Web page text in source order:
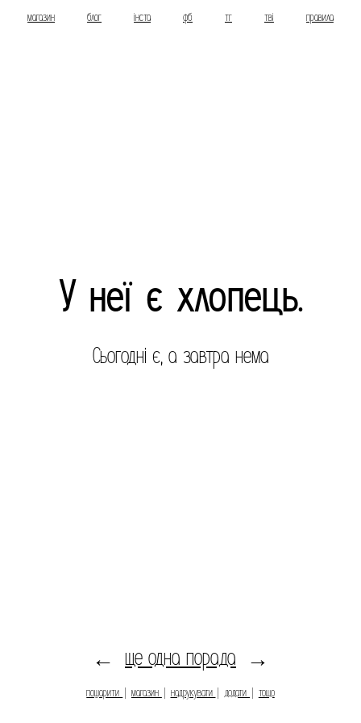
магазин блог інста фб тг тві правила
У неї є хлопець.
Сьогодні є, а завтра нема
← ще одна порада →
пошарити магазин надрукувати додати тощо